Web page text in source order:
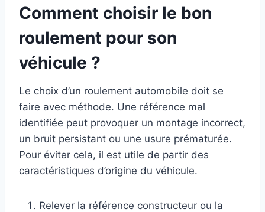
Comment choisir le bon
roulement pour son
véhicule ?
Le choix d’un roulement automobile doit se
faire avec méthode. Une référence mal
identifiée peut provoquer un montage incorrect,
un bruit persistant ou une usure prématurée.
Pour éviter cela, il est utile de partir des
caractéristiques d’origine du véhicule.
Relever la référence constructeur ou la